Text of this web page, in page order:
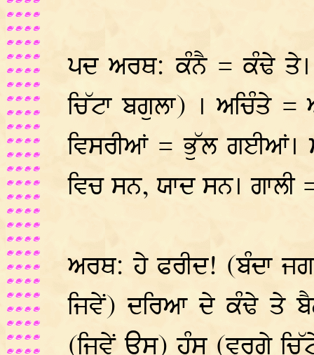
ਪਦ ਅਰਥ: ਕੰਨੈ = ਕੰਢੇ
ਚਿੱਟਾ ਬਗੁਲਾ) । ਅਚਿੰਤੇ
ਵਿਸਰੀਆਂ = ਭੁੱਲ ਗਈਆਂ।
ਵਿਚ ਸਨ, ਯਾਦ ਸਨ। ਗਾਲੀ
ਅਰਥ: ਹੇ ਫਰੀਦ! (ਬੰਦਾ
ਜਿਵੇਂ) ਦਰਿਆ ਦੇ ਕੰਢੇ ਤੇ